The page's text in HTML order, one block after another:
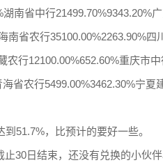
南省中行21499.70%9343.20%
南省农行35100.00%2263.90%四
农行12100.00%652.60%重庆市
省农行5499.00%3462.30%宁夏
51.7%，比预计的要好一些。
30日结束，还没有兑换的小伙